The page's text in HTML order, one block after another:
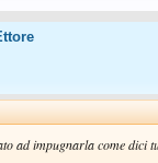
ad impugnarla come dici